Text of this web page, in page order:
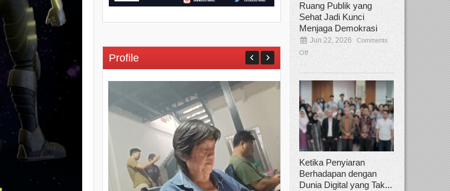
Profile
Ruang Publik yang
Sehat Jadi Kunci
Menjaga Demokrasi
Jun 22, 2026
Comments
Off
Ketika Penyiaran
Berhadapan dengan
Dunia Digital yang Tak...